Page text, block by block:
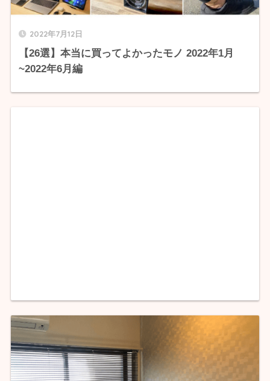
2022年7月12日
【26選】本当に買ってよかったモノ 2022年1月
~2022年6月編